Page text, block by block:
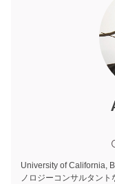
University of California,
ノロジーコンサルタン